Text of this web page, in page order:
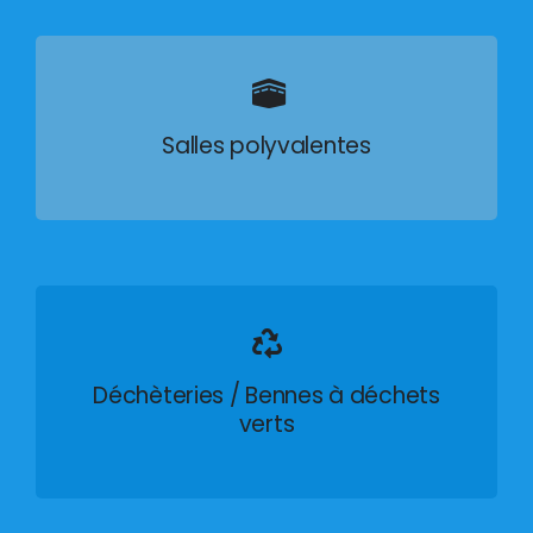
Salles polyvalentes
Déchèteries / Bennes à déchets
verts